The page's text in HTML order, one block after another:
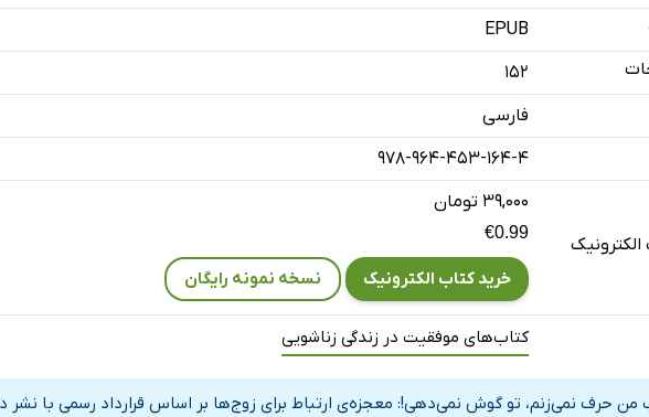
نیست
کنیم
شما، علم غیب ندارد
کنید
را قطع کردید عذرخواهی کنید
EPUB
152
فارسی
978-964-453-164-4
۳۹,۰۰۰ تومان
€0.99
خرید کتاب الکترونیک نسخه نمونه رایگان
کتاب‌های موفقیت در زندگی زناشویی
من حرف نمی‌زنم، تو گوش نمی‌دهی!: معجزه‌ی ارتباط برای زوج‌ها بر اساس قرارداد رسمی با نشر